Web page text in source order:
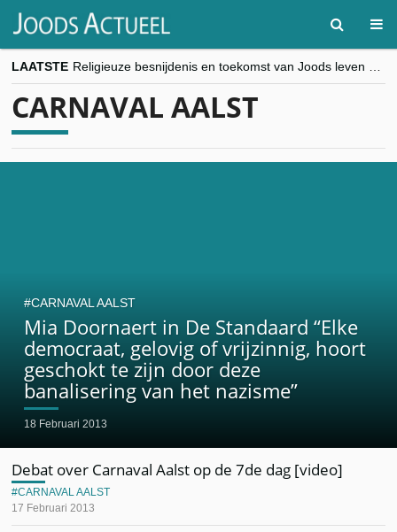
LAATSTE
“Besnijdenisdebat toont hoe moeilijk seculiere Westen minderheden begrijpt”, Jinnih Beels (Vooruit)
CARNAVAL AALST
Mia Doornaert in De Standaard “Elke
democraat, gelovig of vrijzinnig, hoort
geschokt te zijn door deze
banalisering van het nazisme”
18 Februari 2013
CARNAVAL AALST
Debat over Carnaval Aalst op de 7de dag [video]
17 Februari 2013
CARNAVAL AALST